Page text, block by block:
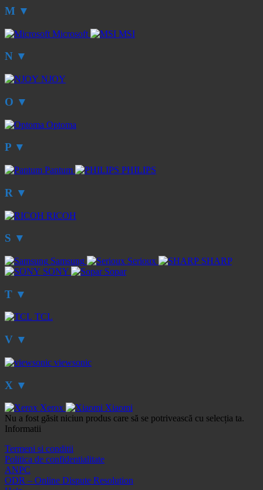
M ▼
Microsoft MSI
N ▼
NJOY
O ▼
Optoma
P ▼
Pantum PHILIPS
R ▼
RICOH
S ▼
Samsung Serioux
SHARP
SONY
Sopar
T ▼
TCL
V ▼
viewsonic
X ▼
Xerox
Xiaomi
Nu a fost găsit niciun produs care să se potrivească cu selecția ta.
Informatii
Termeni si conditii
Politica de confidentialitate
ANPC
ODR – Online Dispute Resolution